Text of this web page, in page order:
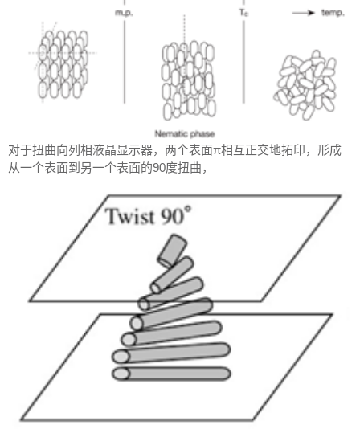
对于扭曲向列相液晶显示器，两个表面π相互正交地拓印，形成
从一个表面到另一个表面的90度扭曲，